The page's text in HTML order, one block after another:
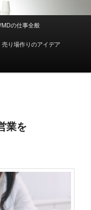
の仕事全般
売り場作りのアイデア
業を